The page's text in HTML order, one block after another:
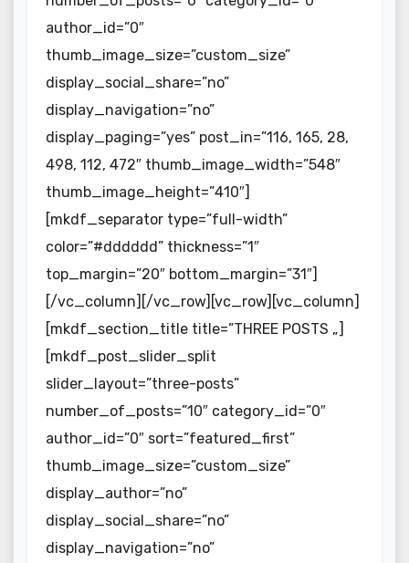
author_id=”0″
thumb_image_size=”custom_size”
display_social_share=”no”
display_navigation=”no”
display_paging=”yes” post_in=”116, 165, 28,
498, 112, 472″ thumb_image_width=”548″
thumb_image_height=”410″]
[mkdf_separator type=”full-width”
color=”#dddddd” thickness=”1″
top_margin=”20″ bottom_margin=”31″]
[/vc_column][/vc_row][vc_row][vc_column]
[mkdf_section_title title=”THREE POSTS „]
[mkdf_post_slider_split
slider_layout=”three-posts”
number_of_posts=”10″ category_id=”0″
author_id=”0″ sort=”featured_first”
thumb_image_size=”custom_size”
display_author=”no”
display_social_share=”no”
display_navigation=”no”